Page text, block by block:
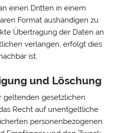
einen Dritten in einem
Format aushändigen zu
Übertragung der Daten an
verlangen, erfolgt dies
ist.
und Löschung
geltenden gesetzlichen
Recht auf unentgeltliche
personenbezogenen